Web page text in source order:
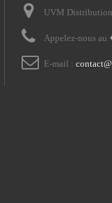
UVM Distribution
Appelez-nous au
E-mail :